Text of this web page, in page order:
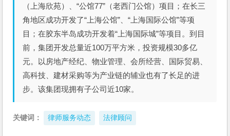
（上海欣苑）、“公馆77”（老西门公馆）项目；在长三
角地区成功开发了“上海公馆”、“上海国际公馆”等项
目；在胶东半岛成功开发着“上海国际城”等项目。到目
前，集团开发总量近100万平方米，投资规模30多亿
元。以房地产经纪、物业管理、会所经营、国际贸易、
高科技、建材采购等为产业链的辅业也有了长足的进
步。该集团现拥有子公司近10家。
关键词： 律师服务动态 法律顾问